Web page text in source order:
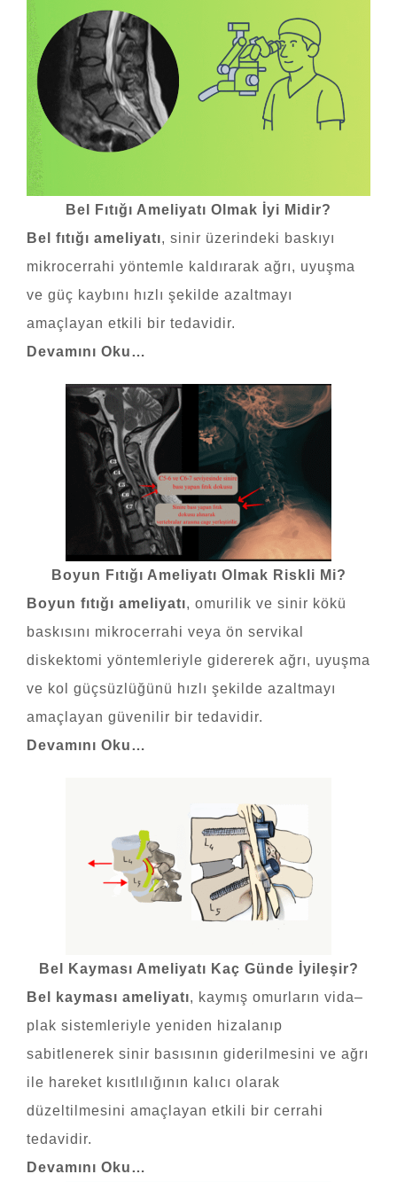
Bel Fıtığı Ameliyatı Olmak İyi Midir?
Bel fıtığı ameliyatı, sinir üzerindeki baskıyı
mikrocerrahi yöntemle kaldırarak ağrı, uyuşma
ve güç kaybını hızlı şekilde azaltmayı
amaçlayan etkili bir tedavidir.
Devamını Oku…
Boyun Fıtığı Ameliyatı Olmak Riskli Mi?
Boyun fıtığı ameliyatı, omurilik ve sinir kökü
baskısını mikrocerrahi veya ön servikal
diskektomi yöntemleriyle gidererek ağrı, uyuşma
ve kol güçsüzlüğünü hızlı şekilde azaltmayı
amaçlayan güvenilir bir tedavidir.
Devamını Oku…
Bel Kayması Ameliyatı Kaç Günde İyileşir?
Bel kayması ameliyatı, kaymış omurların vida–
plak sistemleriyle yeniden hizalanıp
sabitlenerek sinir basısının giderilmesini ve ağrı
ile hareket kısıtlılığının kalıcı olarak
düzeltilmesini amaçlayan etkili bir cerrahi
tedavidir.
Devamını Oku…